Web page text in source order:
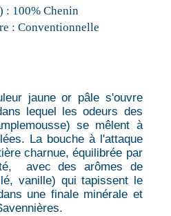
: 100% Chenin
: Conventionnelle
jaune or pâle s'ouvre
lequel les odeurs des
se mêlent à
La bouche à l'attaque
charnue, équilibrée par
avec des arômes de
vanille) qui tapissent le
une finale minérale et